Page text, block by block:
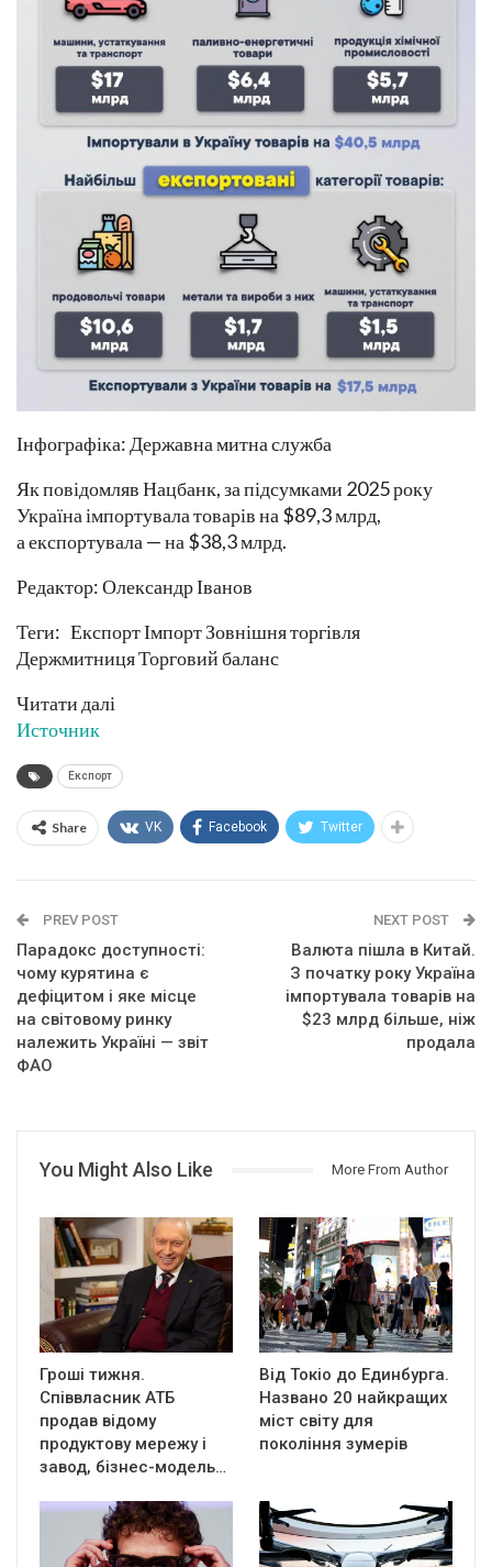
Інфографіка: Державна митна служба
Як повідомляв Нацбанк, за підсумками 2025 року
Україна імпортувала товарів на $89,3 млрд,
а експортувала — на $38,3 млрд.
Редактор: Олександр Іванов
Теги: Експорт Імпорт Зовнішня торгівля
Держмитниця Торговий баланс
Читати далі
Источник
Експорт
Share VK Facebook Twitter
PREV POST
Парадокс доступності:
чому курятина є
дефіцитом і яке місце
на світовому ринку
належить Україні — звіт
ФАО
NEXT POST
Валюта пішла в Китай.
З початку року Україна
імпортувала товарів на
$23 млрд більше, ніж
продала
You Might Also Like More From Author
Гроші тижня.
Співвласник АТБ
продав відому
продуктову мережу і
завод, бізнес-модель…
Від Токіо до Единбурга.
Названо 20 найкращих
міст світу для
покоління зумерів